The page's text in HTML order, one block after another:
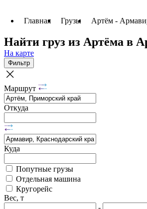
Главная Грузы Артём -
Найти груз из Артёма в
На карте
Фильтр
Маршрут
Откуда
Куда
Попутные грузы
Отдельная машина
Кругорейс
Вес, т
-